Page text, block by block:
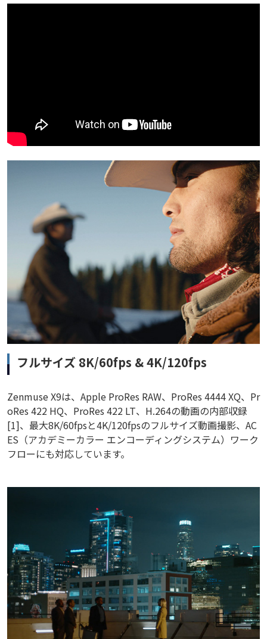
フルサイズ 8K/60fps & 4K/120fps
Zenmuse X9は、Apple ProRes RAW、ProRes 4444 XQ、Pr
oRes 422 HQ、ProRes 422 LT、H.264の動画の内部収録
[1]、最大8K/60fpsと4K/120fpsのフルサイズ動画撮影、AC
ES（アカデミーカラー エンコーディングシステム）ワーク
フローにも対応しています。